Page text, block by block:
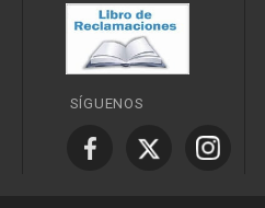
SÍGUENOS